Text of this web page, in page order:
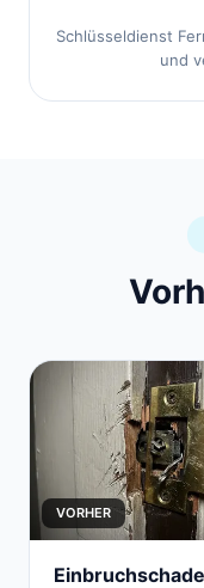
Schlüsseldienst
und
VORHER